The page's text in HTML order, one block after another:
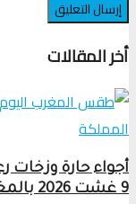
أخر المقالات
أجواء حارة وزخات
9 غشت 2026 بالمغرب